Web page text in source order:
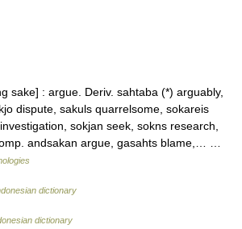
sake] : argue. Deriv. sahtaba (*) arguably,
dispute, sakuls quarrelsome, sokareis
sokjan seek, sokns research,
andsakan argue, gasahts blame,… …
dictionary
dictionary